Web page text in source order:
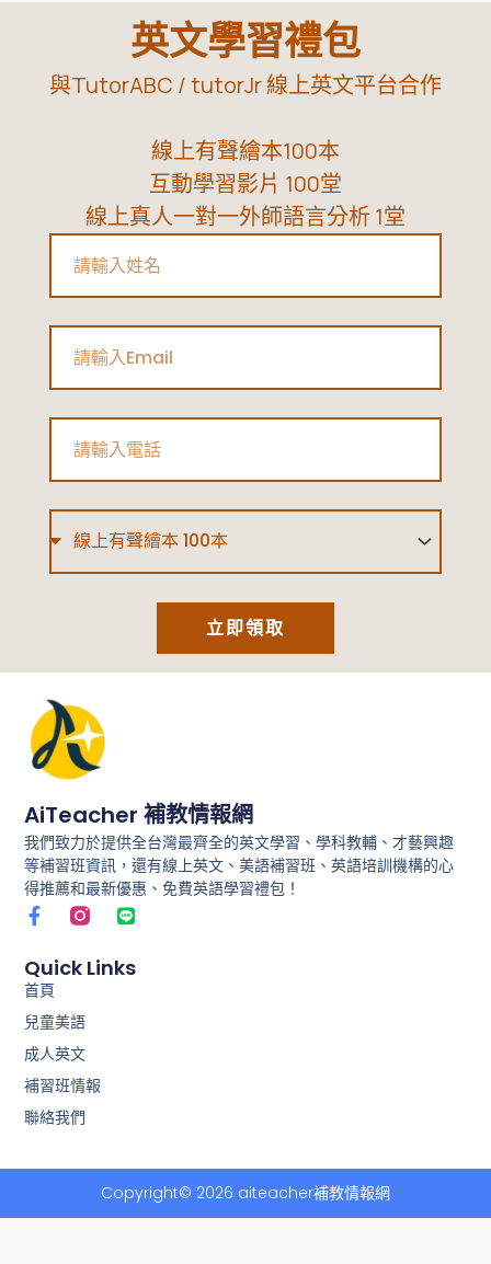
英文學習禮包
與TutorABC / tutorJr 線上英文平台合作
線上有聲繪本100本
互動學習影片 100堂
線上真人一對一外師語言分析 1堂
立即領取
AiTeacher 補教情報網
我們致力於提供全台灣最齊全的英文學習、學科教輔、才藝興趣
等補習班資訊，還有線上英文、美語補習班、英語培訓機構的心
得推薦和最新優惠、免費英語學習禮包！
F
a
e
b
o
o
k
-
f
L
i
e
Quick Links
首頁
兒童美語
成人英文
補習班情報
聯絡我們
Copyright© 2026 aiteacher補教情報網